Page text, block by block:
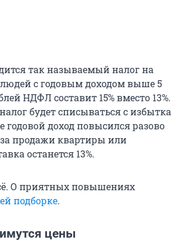
так называемый налог на
людей с годовым доходом выше 5
НДФЛ составит 15% вместо 13%.
будет списываться с избытка
годовой доход повысился разово
продажи квартиры или
останется 13%.
О приятных повышениях
подборке.
цены